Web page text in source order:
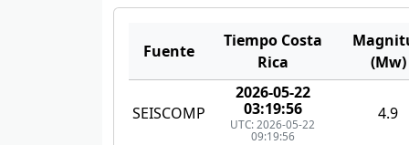
Fuente
Tiempo Costa
Rica
(Mw)
SEISCOMP
2026-05-22
03:19:56
UTC: 2026-05-22
09:19:56
4.9